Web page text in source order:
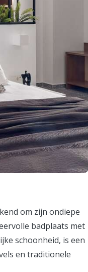
om zijn ondiepe
badplaats met
schoonheid, is een
en traditionele